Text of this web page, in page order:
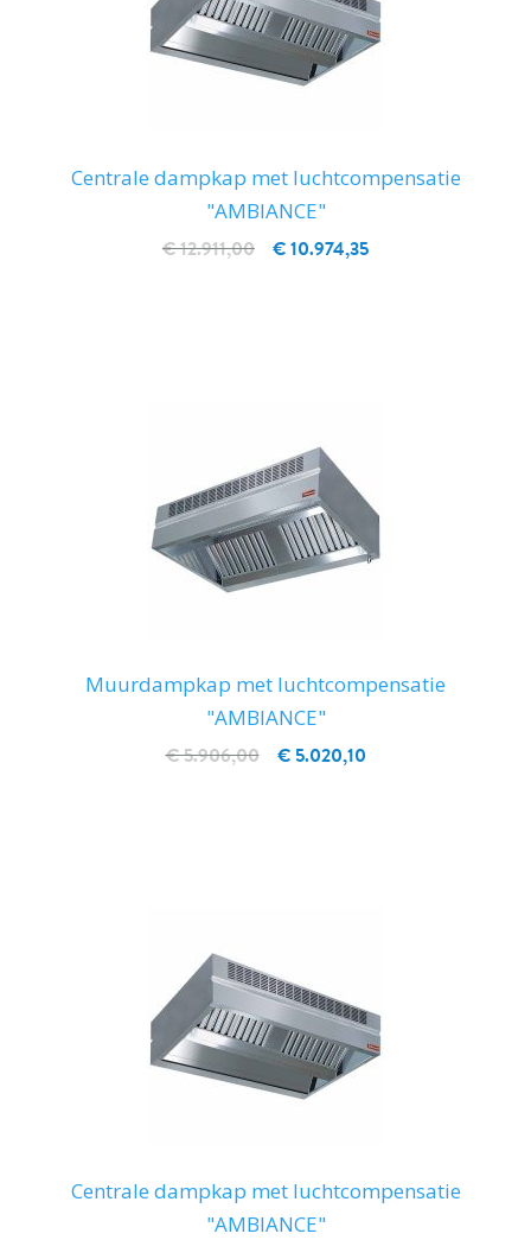
Centrale dampkap met luchtcompensatie
"AMBIANCE"
€ 10.974,35
€ 12.911,00
Muurdampkap met luchtcompensatie
"AMBIANCE"
€ 5.020,10
€ 5.906,00
Centrale dampkap met luchtcompensatie
"AMBIANCE"